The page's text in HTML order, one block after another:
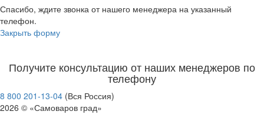
Спасибо, ждите звонка от нашего менеджера на указанный
телефон.
Закрыть форму
Получите консультацию от наших менеджеров по
телефону
8 800 201-13-04 (Вся Россия)
2026 © «Самоваров град»